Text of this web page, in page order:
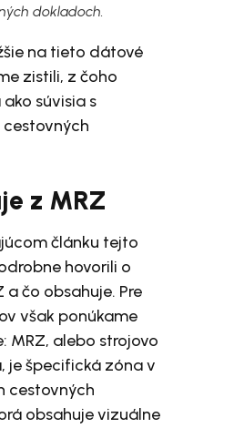
dokladoch.
na tieto dátové
zistili, z čoho
súvisia s
z MRZ
článku tejto
hovorili o
a čo obsahuje. Pre
však ponúkame
MRZ, alebo strojovo
je špecifická zóna v
cestovných
obsahuje vizuálne